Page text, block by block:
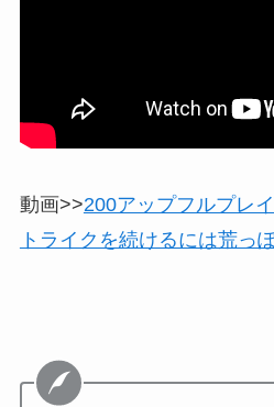
動画>>200アップフルプレ
トライクを続けるには荒っ